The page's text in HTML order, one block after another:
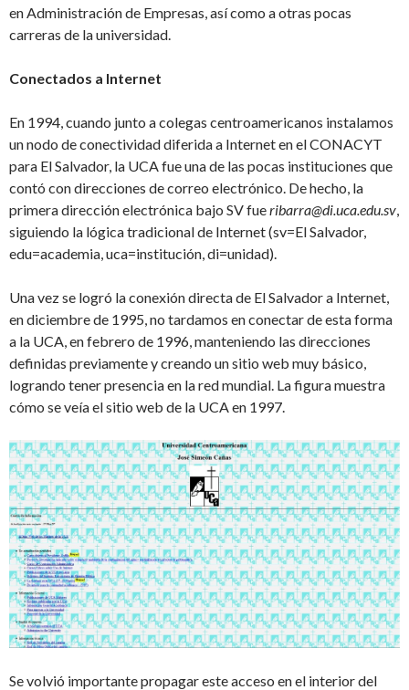
en Administración de Empresas, así como a otras pocas
carreras de la universidad.
Conectados a Internet
En 1994, cuando junto a colegas centroamericanos instalamos
un nodo de conectividad diferida a Internet en el CONACYT
para El Salvador, la UCA fue una de las pocas instituciones que
contó con direcciones de correo electrónico. De hecho, la
primera dirección electrónica bajo SV fueribarra@di.uca.edu.sv
siguiendo la lógica tradicional de Internet (sv=El Salvador,
edu=academia, uca=institución, di=unidad).
Una vez se logró la conexión directa de El Salvador a Internet,
en diciembre de 1995, no tardamos en conectar de esta forma
a la UCA, en febrero de 1996, manteniendo las direcciones
definidas previamente y creando un sitio web muy básico,
logrando tener presencia en la red mundial. La figura muestra
cómo se veía el sitio web de la UCA en 1997.
Se volvió importante propagar este acceso en el interior del